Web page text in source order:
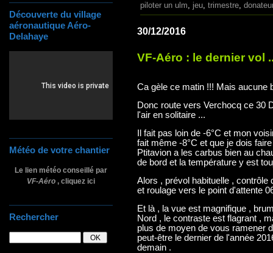
Découverte du village
aéronautique Aéro-
Delahaye
Météo de votre chantier
Le lien météo conseillé par
VF-Aéro , cliquez ici
Rechercher
piloter un ulm, jeu, trimestre,
30/12/2016
VF-Aéro : le dernier vol
Ca gèle ce matin !!! Mais aucune
Donc route vers Verchocq ce 30
l'air en solitaire ...
Il fait pas loin de -6°C et mon
fait même -8°C et que je dois
Ptitavion a les carbus bien au
de bord et la température y est
Alors , prévol habituelle , contrôle
et roulage vers le point d'attente
Et là , la vue est magnifique ,
Nord , le contraste est flagrant ,
plus de moyen de vous ramener
peut-être le dernier de l'année
demain .